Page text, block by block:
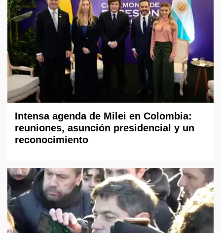
Intensa agenda de Milei en Colombia:
reuniones, asunción presidencial y un
reconocimiento